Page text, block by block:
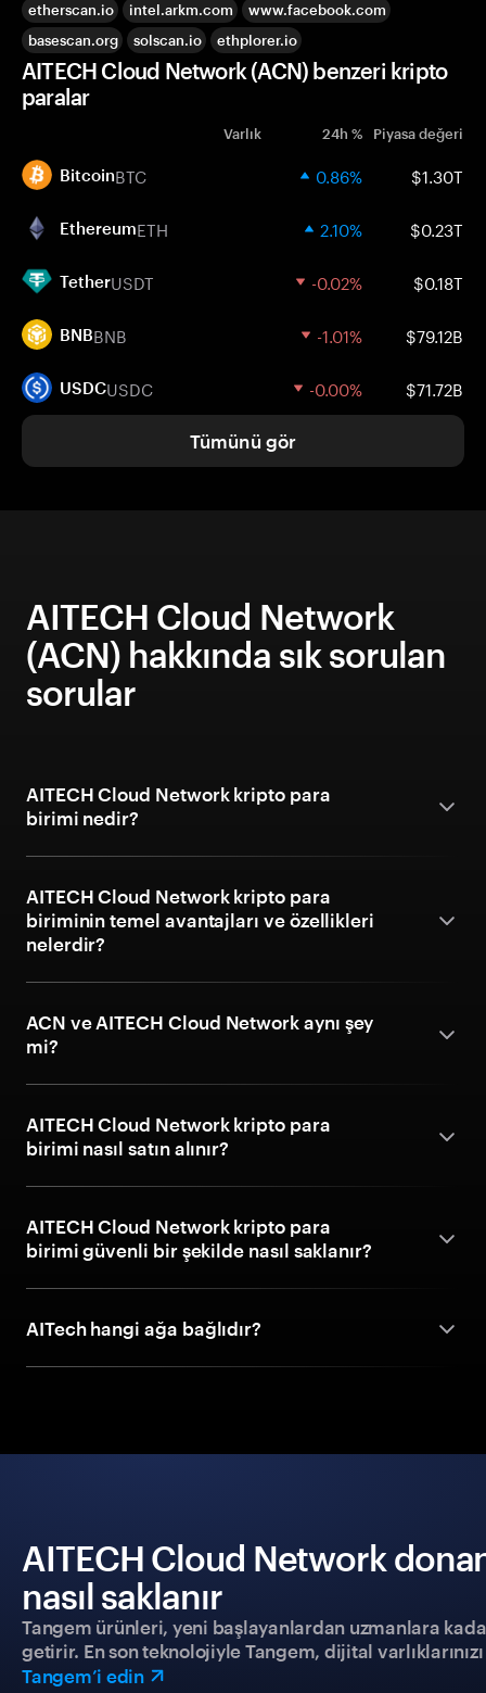
etherscan.io intel.arkm.com
www.facebook.com
basescan.org
solscan.io ethplorer.io
AITECH Cloud Network (ACN) benzeri kripto
paralar
Varlık 24h % Piyasa değeri
BitcoinBTC 0.86% $1.30T
EthereumETH 2.10% $0.23T
TetherUSDT -0.02% $0.18T
BNBBNB -1.01% $79.12B
USDCUSDC -0.00% $71.72B
Tümünü gör
AITECH Cloud Network
(ACN) hakkında sık sorulan
sorular
AITECH Cloud Network kripto para
birimi nedir?
AITECH Cloud Network kripto para
biriminin temel avantajları ve özellikleri
nelerdir?
ACN ve AITECH Cloud Network aynı şey
mi?
AITECH Cloud Network kripto para
birimi nasıl satın alınır?
AITECH Cloud Network kripto para
birimi güvenli bir şekilde nasıl saklanır?
AITech hangi ağa bağlıdır?
AITECH Cloud Network
nasıl saklanır
Tangem ürünleri, yeni başlayanlardan uzmanlara
getirir. En son teknolojiyle Tangem, dijital
Tangem’i edin